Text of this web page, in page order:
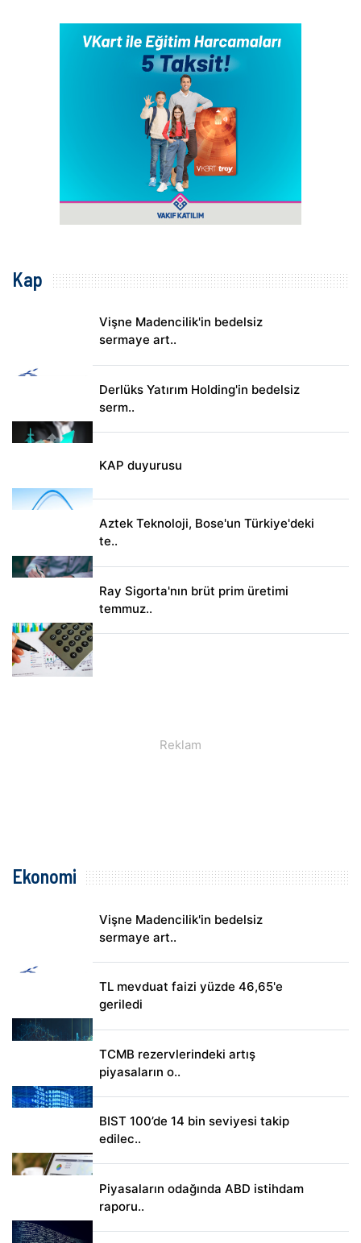
Kap
Vişne Madencilik'in bedelsiz
sermaye art..
Derlüks Yatırım Holding'in bedelsiz
serm..
KAP duyurusu
Aztek Teknoloji, Bose'un Türkiye'deki
te..
Ray Sigorta'nın brüt prim üretimi
temmuz..
Ekonomi
Vişne Madencilik'in bedelsiz
sermaye art..
TL mevduat faizi yüzde 46,65'e
geriledi
TCMB rezervlerindeki artış
piyasaların o..
BIST 100’de 14 bin seviyesi takip
edilec..
Piyasaların odağında ABD istihdam
raporu..